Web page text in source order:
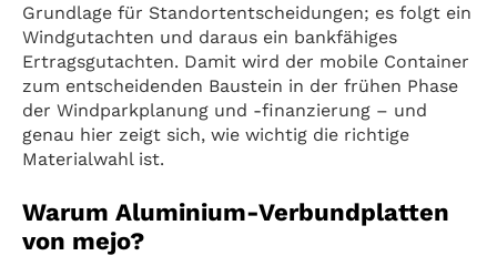
Grundlage für Standortentscheidungen; es folgt ein
Windgutachten und daraus ein bankfähiges
Ertragsgutachten. Damit wird der mobile Container
zum entscheidenden Baustein in der frühen Phase
der Windparkplanung und -finanzierung – und
genau hier zeigt sich, wie wichtig die richtige
Materialwahl ist.
Warum Aluminium-Verbundplatten
von mejo?